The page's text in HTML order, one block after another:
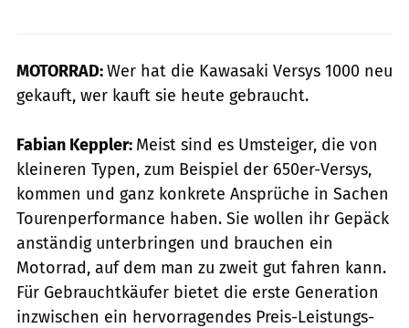
MOTORRAD:Wer hat die Kawasaki Versys 1000 neu
gekauft, wer kauft sie heute gebraucht.
Fabian Keppler: Meist sind es Umsteiger, die von
kleineren Typen, zum Beispiel der 650er-Versys,
kommen und ganz konkrete Ansprüche in Sachen
Tourenperformance haben. Sie wollen ihr Gepäck
anständig unterbringen und brauchen ein
Motorrad, auf dem man zu zweit gut fahren kann.
Für Gebrauchtkäufer bietet die erste Generation
inzwischen ein hervorragendes Preis-Leistungs-